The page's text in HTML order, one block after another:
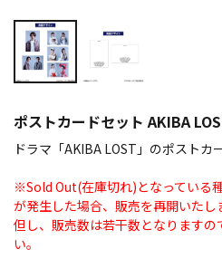
ポストカードセット AKIBA
ドラマ「AKIBA LOST」のポストカ
※Sold Out(在庫切れ)となっている
が発生した場合、販売を再開いたし
但し、販売数は若干数となります
い。